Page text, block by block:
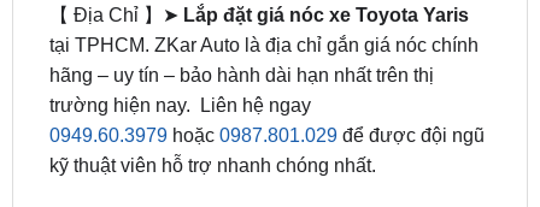
hãng – uy tín – bảo hành dài hạn nhất trên thị
trường hiện nay. Liên hệ ngay
0949.60.3979hoặc0987.801.029để được đội ngũ
kỹ thuật viên hỗ trợ nhanh chóng nhất.
Lắp giá nóc là lựa chọn tăng tiện ích và thẩm mỹ